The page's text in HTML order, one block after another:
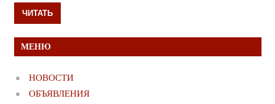
ЧИТАТЬ
МЕНЮ
НОВОСТИ
ОБЪЯВЛЕНИЯ